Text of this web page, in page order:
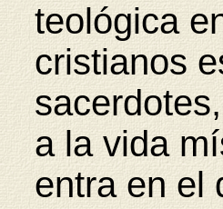
teológica
cristianos
a la vida
entra en el